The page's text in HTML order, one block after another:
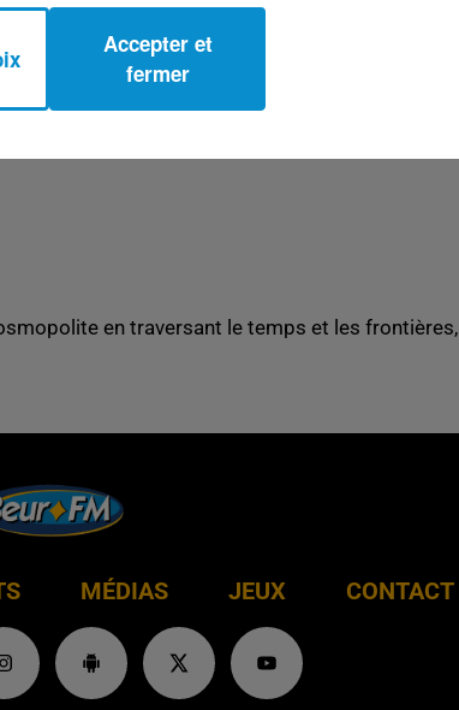
en traversant le temps et les frontières,
MÉDIAS JEUX CONTACT
Accepter et
fermer